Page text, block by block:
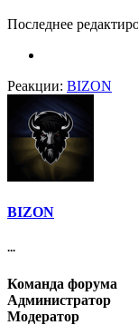
Последнее
Реакции: BIZON
BIZON
...
Команда форума
Администратор
Модератор